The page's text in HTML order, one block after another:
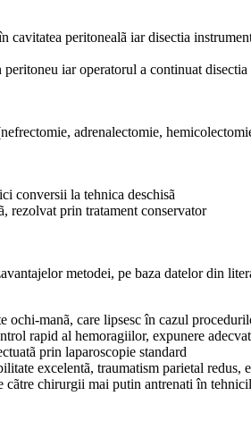
peritonealã iar disectia
iar operatorul a continuat
adrenalectomie,
conversii la tehnica deschisã
rezolvat prin tratament conservator
metodei, pe baza datelor din
manã, care lipsesc în cazul
rapid al hemoragiilor, expunere
prin laparoscopie standard
excelentã, traumatism parietal redus,
chirurgii mai putin antrenati în